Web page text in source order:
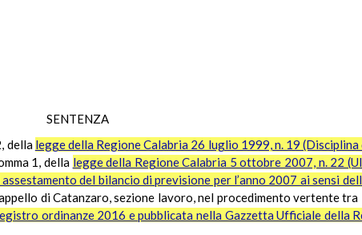
SENTENZA
della legge della Regione Calabria 26 luglio 1999, n. 19
1, della legge della Regione Calabria 5 ottobre 2007, n. 22
del bilancio di previsione per l’anno 2007 ai sensi
di Catanzaro, sezione lavoro, nel procedimento vertente
ordinanze 2016 e pubblicata nella Gazzetta Ufficiale della